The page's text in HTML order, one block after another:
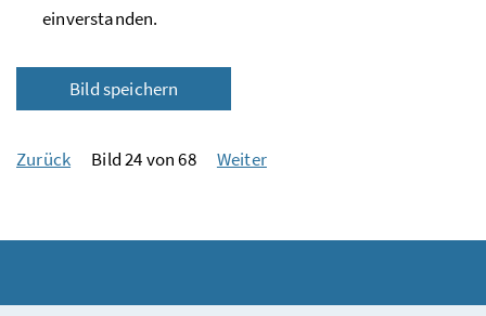
einverstanden.
Bild speichern
Zurück Bild 24 von 68 Weiter